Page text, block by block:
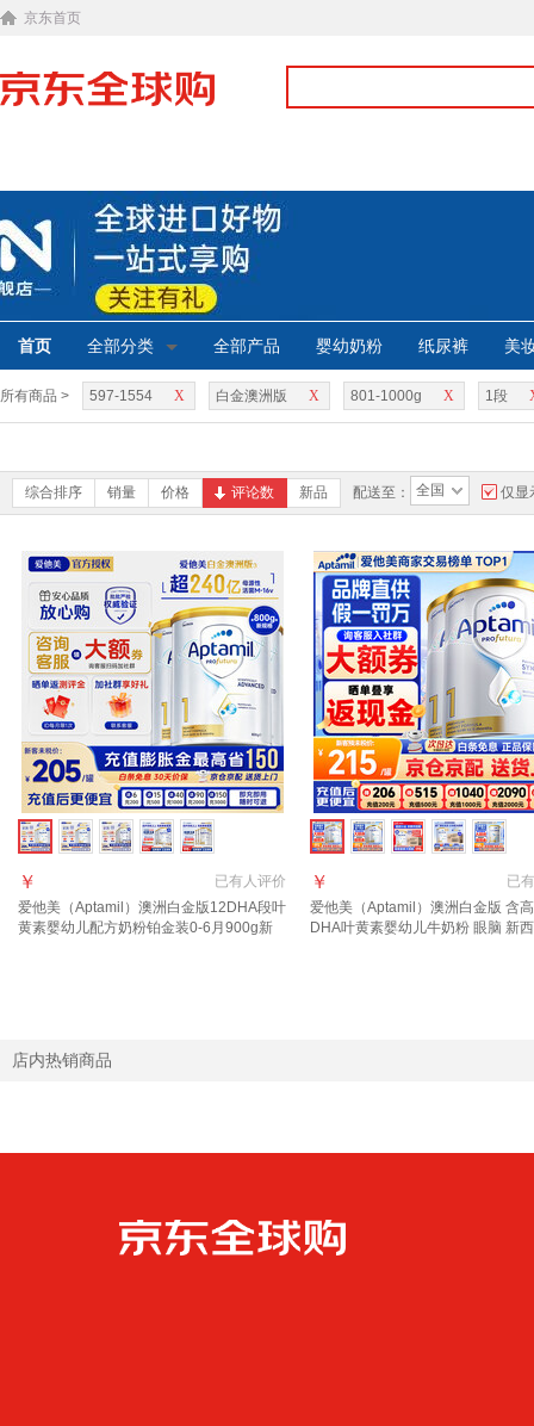
京东首页
首页 全部分类 全部产品 婴幼奶粉 纸尿裤 美
所有商品 > X
597-1554 X
白金澳洲版 X
801-1000g 1段
综合排序 销量 价格 评论数 新品 配送至： 全国 仅显
已有人评价
￥
爱他美（Aptamil）澳洲白金版12DHA段叶
黄素婴幼儿配方奶粉铂金装0-6月900g新
已有
￥
爱他美（Aptamil）澳洲白金版 含
DHA叶黄素婴幼儿牛奶粉 眼脑 新
店内热销商品